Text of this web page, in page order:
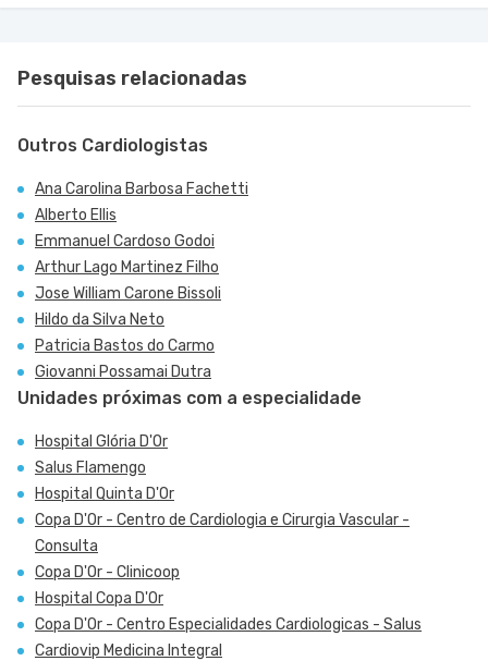
Pesquisas relacionadas
Outros Cardiologistas
Ana Carolina Barbosa Fachetti
Alberto Ellis
Emmanuel Cardoso Godoi
Arthur Lago Martinez Filho
Jose William Carone Bissoli
Hildo da Silva Neto
Patricia Bastos do Carmo
Giovanni Possamai Dutra
Unidades próximas com a especialidade
Hospital Glória D'Or
Salus Flamengo
Hospital Quinta D'Or
Copa D'Or - Centro de Cardiologia e Cirurgia Vascular -
Consulta
Copa D'Or - Clinicoop
Hospital Copa D'Or
Copa D'Or - Centro Especialidades Cardiologicas - Salus
Cardiovip Medicina Integral